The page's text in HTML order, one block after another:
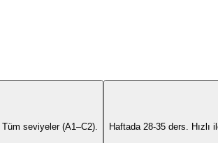
seviyeler (A1–C2).
Haftada 28-35 ders.